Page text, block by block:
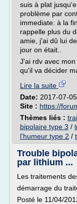
suis à plat
problème par
immediate: à la
rappelle plus du
amie, j'ai dû lui
jour on était..
J'ai rdv avec
qu'il va décider
Lire la suite
Date: 2017-07-
Site : https://
Thèmes liés :
bipolaire type 3 /
l'humeur type 2 /
Trouble
par lithium ...
Les traitements
démarrage du
Posté le 11/04/